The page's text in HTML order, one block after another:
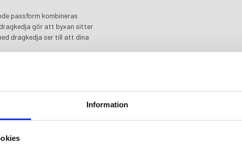
Information
passform kombineras
gör att byxan sitter
dragkedja ser till att dina